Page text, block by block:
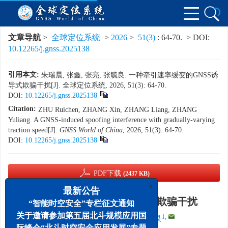
文章导航 > 全球定位系统 > 2026 > 51(3) : 64-70. > DOI:
10.12265/j.gnss.2025138
引用本文: 朱瑞晨, 张鑫, 张亮, 张毓良. 一种牵引速率缓变的GNSS诱
导式欺骗干扰[J]. 全球定位系统, 2026, 51(3): 64-70.
DOI: 10.12265/j.gnss.2025138
Citation: ZHU Ruichen, ZHANG Xin, ZHANG Liang, ZHANG
Yuliang. A GNSS-induced spoofing interference with gradually-varying
traction speed[J]. GNSS World of China, 2026, 51(3): 64-70.
DOI: 10.12265/j.gnss.2025138
PDF下载 (2437 KB)
一种牵引速率缓变的GNSS诱导式欺骗干扰
朱瑞晨1, 2, , , 张鑫3, , 张亮1, , 张毓良 1,
x
最新公告
“智能时空安全”专栏征文通知
关于邀请参加第五届北斗规模应用国